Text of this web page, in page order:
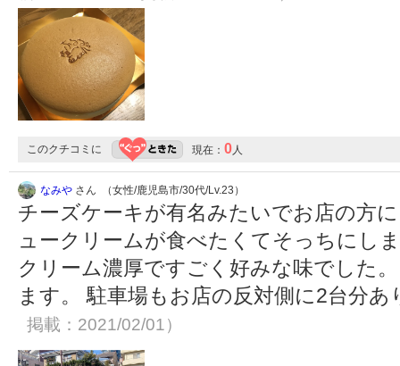
このクチコミに 現在： 0人
なみや さん （女性/鹿児島市/30代/Lv.23）
チーズケーキが有名みたいでお店の方
ュークリームが食べたくてそっちにし
クリーム濃厚ですごく好みな味でした
ます。 駐車場もお店の反対側に2台分
掲載：2021/02/01）